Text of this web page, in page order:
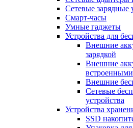
Сетевые зарядные
Смарт-часы
Умные гаджеты
Устройства для
Внешние
зарядкой
Внешние
Внешние
Сетевые
устройства
Устройства
SSD